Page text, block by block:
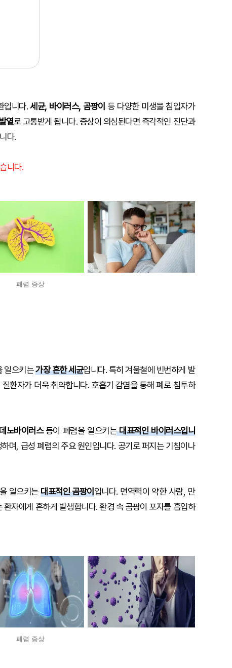
입니다.세균, 바이러스, 곰팡이 등 다양한 미생물 침입자가
열로 고통받게 됩니다. 증상이 의심된다면 즉각적인 진단과
다.
니다.
폐렴 증상
일으키는가장 흔한 세균입니다. 특히 겨울철에 빈번하게 발
환자가 더욱 취약합니다. 호흡기 감염을 통해 폐로 침투하
노바이러스등이 폐렴을 일으키는대표적인 바이러스입니
며, 급성 폐렴의 주요 원인입니다. 공기로 퍼지는 기침이나
일으키는대표적인 곰팡이입니다. 면역력이 약한 사람, 만
자에게 흔하게 발생합니다. 환경 속 곰팡이 포자를 흡입하
폐렴 증상